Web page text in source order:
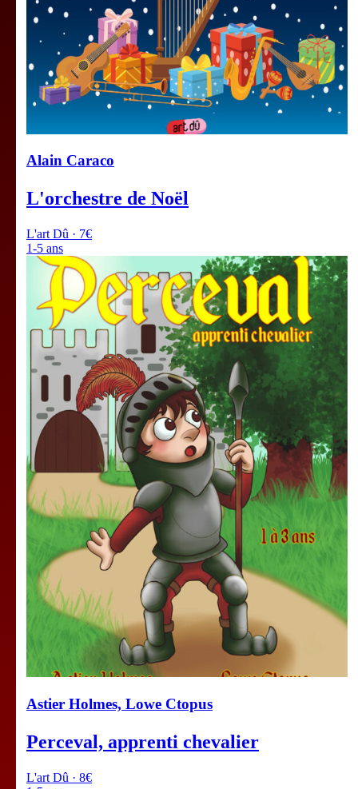
Alain Caraco
L'orchestre de Noël
L'art Dû · 7€
1-5 ans
Astier Holmes, Lowe Ctopus
Perceval, apprenti chevalier
L'art Dû · 8€